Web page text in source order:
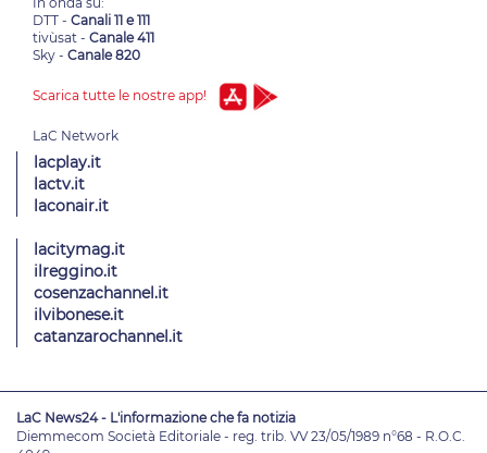
DTT - Canali 11 e 111
tivùsat - Canale 411
Sky - Canale 820
Scarica tutte le nostre app!
lacplay.it
lactv.it
laconair.it
lacitymag.it
ilreggino.it
cosenzachannel.it
ilvibonese.it
catanzarochannel.it
LaC News24 - L'informazione che fa notizia
Diemmecom Società Editoriale - reg. trib. VV 23/05/1989 n°68 - R.O.C.